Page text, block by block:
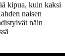
kipua, kuin kaksi
naisen
näin